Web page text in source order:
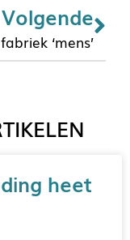
Volgende
‘mens’
heet